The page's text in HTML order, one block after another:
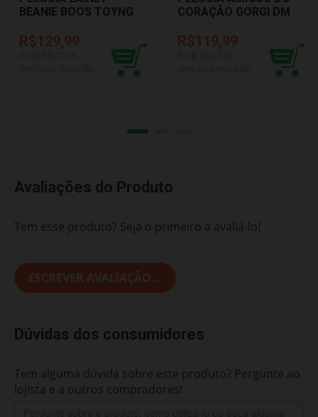
BEANIE BOOS TOYNG
R$129,99
CORAÇÃO GORGI DM
R$119,99
Avaliações do Produto
Tem esse produto? Seja o primeiro a avaliá-lo!
ESCREVER AVALIAÇÃO...
Dúvidas dos consumidores
Tem alguma dúvida sobre este produto? Pergunte ao
lojista e a outros compradores!